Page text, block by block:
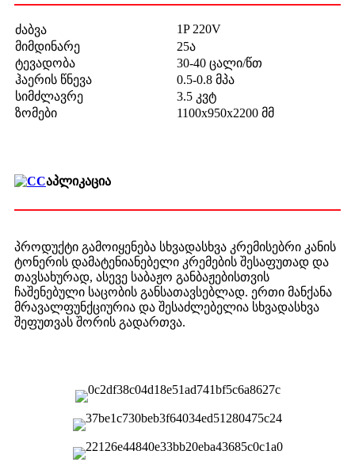
ძაბვა
1P 220V
მიმდინარე
25ა
ტევადობა
30-40 ცალი/წთ
ჰაერის წნევა
0.5-0.8 მპა
სიმძლავრე
3.5 კვტ
ზომები
1100x950x2200 მმ
აპლიკაცია
პროდუქტი გამოიყენება სხვადასხვა კრემისებრი კანის
ტონერის დამატენიანებელი კრემების შესაფუთად და
თავსახურად, ასევე საბაჟო განბაჟებისთვის
ჩაშენებული საცობის განსათავსებლად. ერთი მანქანა
მრავალფუნქციურია და შესაძლებელია სხვადასხვა
შეფუთვას შორის გადართვა.